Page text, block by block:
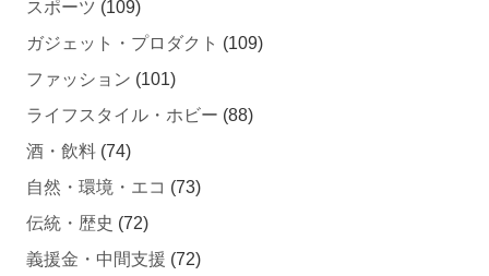
ガジェット・プロダクト
ファッション (101)
ライフスタイル・ホビー
酒・飲料 (74)
自然・環境・エコ
伝統・歴史 (72)
義援金・中間支援
ソーシャルグッド (70)